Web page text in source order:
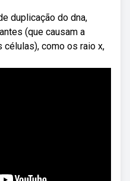
duplicação do dna,
(que causam a
como os raio x,